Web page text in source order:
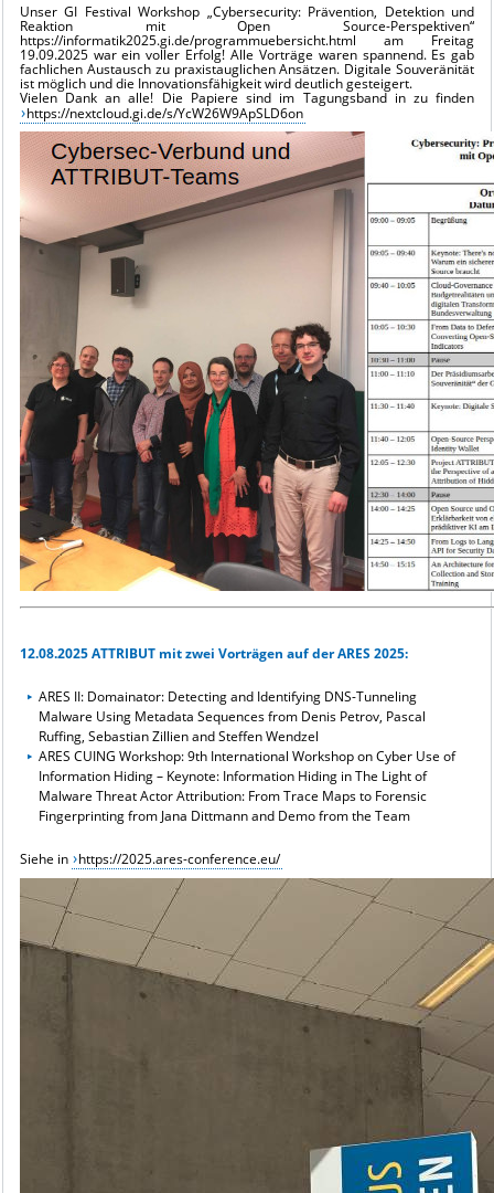
Unser GI Festival Workshop „Cybersecurity: Prävention, Detektion und
Reaktion mit Open Source-Perspektiven“
https://informatik2025.gi.de/programmuebersicht.html am Freitag
19.09.2025 war ein voller Erfolg! Alle Vorträge waren spannend. Es gab
fachlichen Austausch zu praxistauglichen Ansätzen. Digitale Souveränität
ist möglich und die Innovationsfähigkeit wird deutlich gesteigert.
Vielen Dank an alle! Die Papiere sind im Tagungsband in zu finden
https://nextcloud.gi.de/s/YcW26W9ApSLD6on
12.08.2025 ATTRIBUT mit zwei Vorträgen auf der ARES 2025:
ARES II: Domainator: Detecting and Identifying DNS-Tunneling
Malware Using Metadata Sequences from Denis Petrov, Pascal
Ruffing, Sebastian Zillien and Steffen Wendzel
ARES CUING Workshop: 9th International Workshop on Cyber Use of
Information Hiding – Keynote: Information Hiding in The Light of
Malware Threat Actor Attribution: From Trace Maps to Forensic
Fingerprinting from Jana Dittmann and Demo from the Team
Siehe in https://2025.ares-conference.eu/